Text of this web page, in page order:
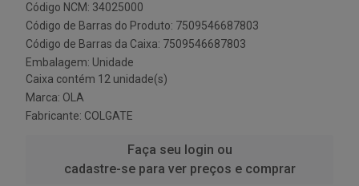
Código NCM: 34025000
Código de Barras do Produto: 7509546687803
Código de Barras da Caixa: 7509546687803
Embalagem: Unidade
Caixa contém 12 unidade(s)
Marca: OLA
Fabricante: COLGATE
Faça seu login ou
cadastre-se para ver preços e comprar